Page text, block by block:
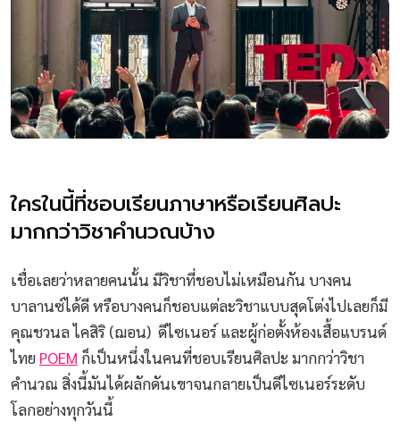
ใครในนี้ที่ชอบเรียนภาษาหรือเรียนศิลปะ
มากกว่าวิชาคำนวณบ้าง
เชื่อเลยว่าหลายคนนั้น มีวิชาที่ชอบไม่เหมือนกัน บางคน
บาลานซ์ได้ดี หรือบางคนก็ชอบแต่ละวิชาแบบสุดโต่งไปเลยก็มี
คุณชวนล ไคสิริ (ฌอน) ดีไซเนอร์ และผู้ก่อตั้งห้องเสื้อแบรนด์
ไทย POEM ก็เป็นหนึ่งในคนที่ชอบเรียนศิลปะ มากกว่าวิชา
คำนวณ สิ่งนี้มันได้ผลักดันเขาจนกลายเป็นดีไซเนอร์ระดับ
โลกอย่างทุกวันนี้